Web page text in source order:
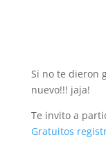
Si no te dieron
nuevo!!! jaja!
Te invito a
Gratuitos